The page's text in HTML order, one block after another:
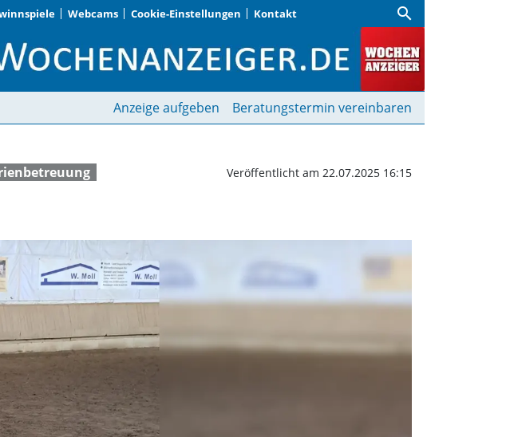
Webcams Cookie-Einstellungen Kontakt search
Reiterhof | Wochenanzeiger
Anzeige aufgeben Beratungstermin vereinbaren
Veröffentlicht am 22.07.2025 16:15